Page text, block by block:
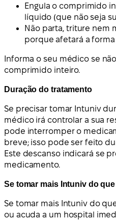
Engula o comprimido
líquido (que não seja
Não parta, triture nem
porque afetará a
Informa o seu médico se
comprimido inteiro.
Duração do tratamento
Se precisar tomar Intuniv
médico irá controlar a sua
pode interromper o
breve; isso pode ser feito
Este descanso indicará se
medicamento.
Se tomar mais Intuniv do
Se tomar mais Intuniv do
ou acuda a um hospital